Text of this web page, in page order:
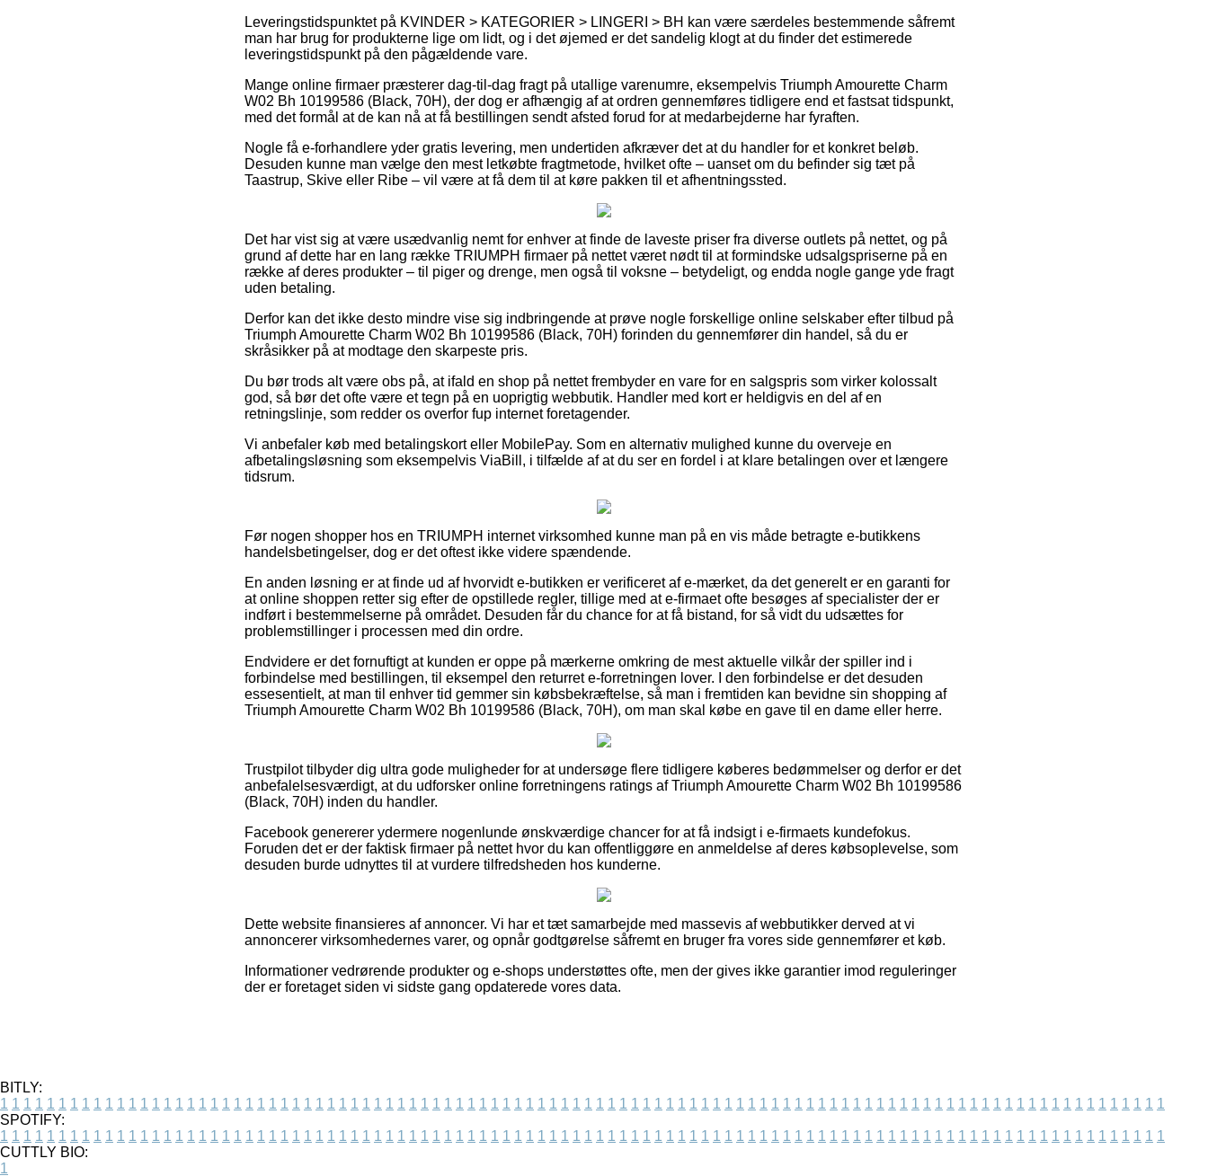
Leveringstidspunktet på KVINDER > KATEGORIER > LINGERI > BH kan være særdeles bestemmende såfremt
man har brug for produkterne lige om lidt, og i det øjemed er det sandelig klogt at du finder det estimerede
leveringstidspunkt på den pågældende vare.
Mange online firmaer præsterer dag-til-dag fragt på utallige varenumre, eksempelvis Triumph Amourette Charm
W02 Bh 10199586 (Black, 70H), der dog er afhængig af at ordren gennemføres tidligere end et fastsat tidspunkt,
med det formål at de kan nå at få bestillingen sendt afsted forud for at medarbejderne har fyraften.
Nogle få e-forhandlere yder gratis levering, men undertiden afkræver det at du handler for et konkret beløb.
Desuden kunne man vælge den mest letkøbte fragtmetode, hvilket ofte – uanset om du befinder sig tæt på
Taastrup, Skive eller Ribe – vil være at få dem til at køre pakken til et afhentningssted.
Det har vist sig at være usædvanlig nemt for enhver at finde de laveste priser fra diverse outlets på nettet, og på
grund af dette har en lang række TRIUMPH firmaer på nettet været nødt til at formindske udsalgspriserne på en
række af deres produkter – til piger og drenge, men også til voksne – betydeligt, og endda nogle gange yde fragt
uden betaling.
Derfor kan det ikke desto mindre vise sig indbringende at prøve nogle forskellige online selskaber efter tilbud på
Triumph Amourette Charm W02 Bh 10199586 (Black, 70H) forinden du gennemfører din handel, så du er
skråsikker på at modtage den skarpeste pris.
Du bør trods alt være obs på, at ifald en shop på nettet frembyder en vare for en salgspris som virker kolossalt
god, så bør det ofte være et tegn på en uoprigtig webbutik. Handler med kort er heldigvis en del af en
retningslinje, som redder os overfor fup internet foretagender.
Vi anbefaler køb med betalingskort eller MobilePay. Som en alternativ mulighed kunne du overveje en
afbetalingsløsning som eksempelvis ViaBill, i tilfælde af at du ser en fordel i at klare betalingen over et længere
tidsrum.
Før nogen shopper hos en TRIUMPH internet virksomhed kunne man på en vis måde betragte e-butikkens
handelsbetingelser, dog er det oftest ikke videre spændende.
En anden løsning er at finde ud af hvorvidt e-butikken er verificeret af e-mærket, da det generelt er en garanti for
at online shoppen retter sig efter de opstillede regler, tillige med at e-firmaet ofte besøges af specialister der er
indført i bestemmelserne på området. Desuden får du chance for at få bistand, for så vidt du udsættes for
problemstillinger i processen med din ordre.
Endvidere er det fornuftigt at kunden er oppe på mærkerne omkring de mest aktuelle vilkår der spiller ind i
forbindelse med bestillingen, til eksempel den returret e-forretningen lover. I den forbindelse er det desuden
essesentielt, at man til enhver tid gemmer sin købsbekræftelse, så man i fremtiden kan bevidne sin shopping af
Triumph Amourette Charm W02 Bh 10199586 (Black, 70H), om man skal købe en gave til en dame eller herre.
Trustpilot tilbyder dig ultra gode muligheder for at undersøge flere tidligere køberes bedømmelser og derfor er det
anbefalelsesværdigt, at du udforsker online forretningens ratings af Triumph Amourette Charm W02 Bh 10199586
(Black, 70H) inden du handler.
Facebook genererer ydermere nogenlunde ønskværdige chancer for at få indsigt i e-firmaets kundefokus.
Foruden det er der faktisk firmaer på nettet hvor du kan offentliggøre en anmeldelse af deres købsoplevelse, som
desuden burde udnyttes til at vurdere tilfredsheden hos kunderne.
Dette website finansieres af annoncer. Vi har et tæt samarbejde med massevis af webbutikker derved at vi
annoncerer virksomhedernes varer, og opnår godtgørelse såfremt en bruger fra vores side gennemfører et køb.
Informationer vedrørende produkter og e-shops understøttes ofte, men der gives ikke garantier imod reguleringer
der er foretaget siden vi sidste gang opdaterede vores data.
BITLY:
1 1 1 1 1 1 1 1 1 1 1 1 1 1 1 1 1 1 1 1 1 1 1 1 1 1 1 1 1 1 1 1 1 1 1 1 1 1 1 1 1 1 1 1 1 1 1 1 1 1 1 1 1 1 1 1 1 1 1 1 1 1 1 1 1 1 1 1 1 1 1 1 1 1 1 1 1 1 1 1 1 1 1 1 1 1 1 1 1 1 1 1 1 1 1 1 1 1 1 1
SPOTIFY:
1 1 1 1 1 1 1 1 1 1 1 1 1 1 1 1 1 1 1 1 1 1 1 1 1 1 1 1 1 1 1 1 1 1 1 1 1 1 1 1 1 1 1 1 1 1 1 1 1 1 1 1 1 1 1 1 1 1 1 1 1 1 1 1 1 1 1 1 1 1 1 1 1 1 1 1 1 1 1 1 1 1 1 1 1 1 1 1 1 1 1 1 1 1 1 1 1 1 1 1
CUTTLY BIO:
1